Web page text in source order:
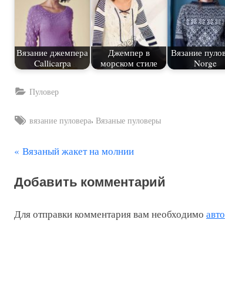
Вязание джемпера
Callicarpa
Джемпер в
морском стиле
Вязание
Norge
Пуловер
Tags:
вязание пуловера, Вязаные пуловеры
Навигация
по
записям
П
е
ы
Вязаный жакет на молнии
Добавить комментарий
Для отправки комментария вам необходимо